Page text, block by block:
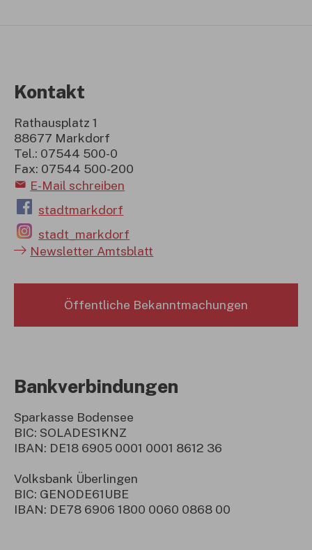
Kontakt
Rathausplatz 1
88677 Markdorf
Tel.: 07544 500-0
Fax: 07544 500-200
E-Mail schreiben
stadtmarkdorf
stadt_markdorf
Newsletter Amtsblatt
Öffentliche Bekanntmachungen
Bankverbindungen
Sparkasse Bodensee
BIC: SOLADES1KNZ
IBAN: DE18 6905 0001 0001 8612 36
Volksbank Überlingen
BIC: GENODE61UBE
IBAN: DE78 6906 1800 0060 0868 00